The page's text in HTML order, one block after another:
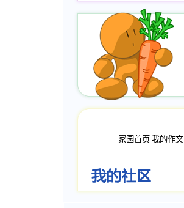
家园首页 我的作文